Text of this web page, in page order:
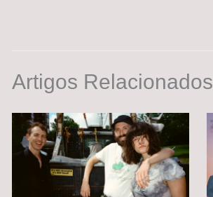
Artigos Relacionados